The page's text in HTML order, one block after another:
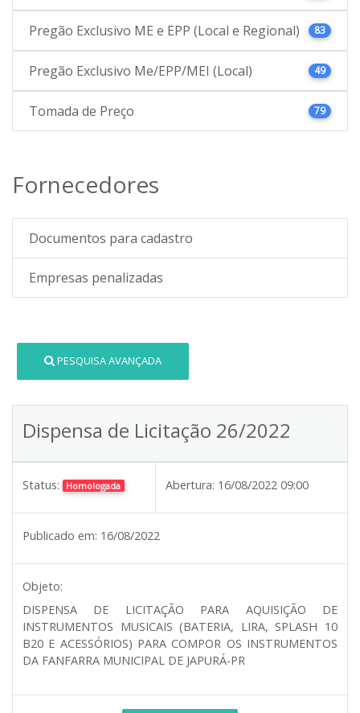
Pregão Exclusivo ME e EPP (Local e Regional) 83
Pregão Exclusivo Me/EPP/MEI (Local) 49
Tomada de Preço 79
Fornecedores
Documentos para cadastro
Empresas penalizadas
PESQUISA AVANÇADA
Dispensa de Licitação 26/2022
Status: Homologada Abertura: 16/08/2022 09:00
Publicado em: 16/08/2022
Objeto:
DISPENSA DE LICITAÇÃO PARA AQUISIÇÃO DE
INSTRUMENTOS MUSICAIS (BATERIA, LIRA, SPLASH 10
B20 E ACESSÓRIOS) PARA COMPOR OS INSTRUMENTOS
DA FANFARRA MUNICIPAL DE JAPURÁ-PR